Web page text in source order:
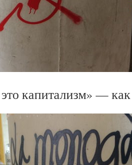
капитализм» — как